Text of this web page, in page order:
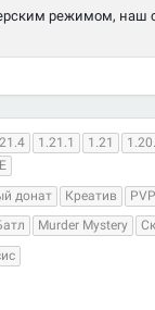
режимом, наш
1.21.1 1.21
донат Креатив PVP
Murder Mystery